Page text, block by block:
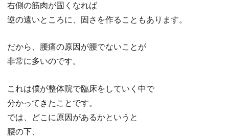
右側の筋肉が固くなれば
逆の遠いところに、固さを作ることもあります。
だから、腰痛の原因が腰でないことが
非常に多いのです。
これは僕が整体院で臨床をしていく中で
分かってきたことです。
では、どこに原因があるかというと
腰の下、